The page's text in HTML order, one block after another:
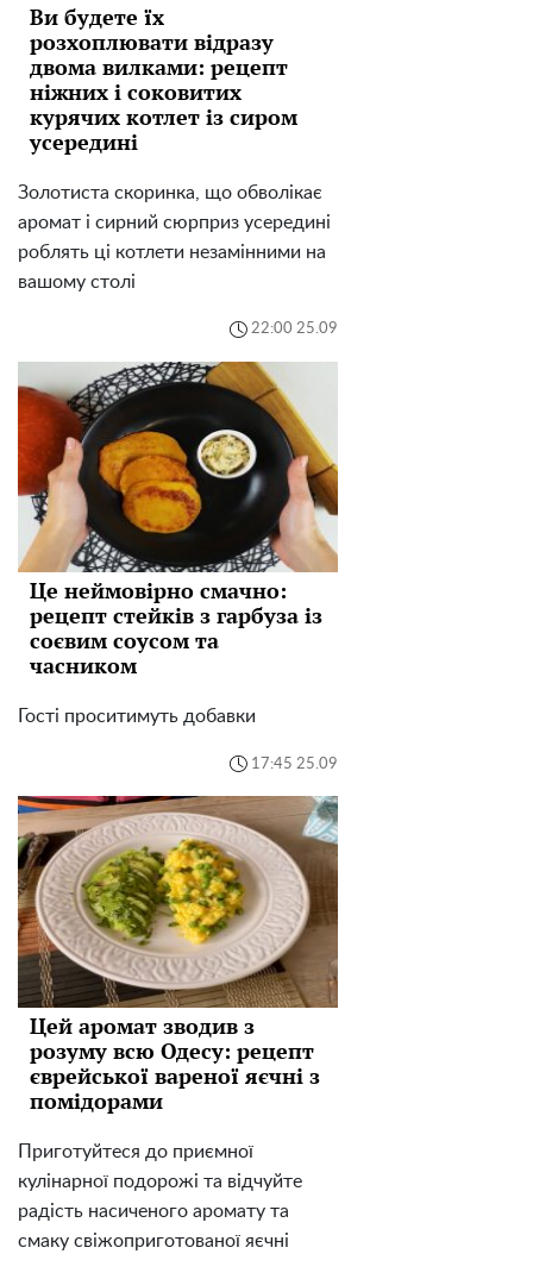
Ви будете їх
розхоплювати відразу
двома вилками: рецепт
ніжних і соковитих
курячих котлет із сиром
усередині
Золотиста скоринка, що обволікає
аромат і сирний сюрприз усередині
роблять ці котлети незамінними на
вашому столі
22:00 25.09
Це неймовірно смачно:
рецепт стейків з гарбуза із
соєвим соусом та
часником
Гості проситимуть добавки
17:45 25.09
Цей аромат зводив з
розуму всю Одесу: рецепт
єврейської вареної яєчні з
помідорами
Приготуйтеся до приємної
кулінарної подорожі та відчуйте
радість насиченого аромату та
смаку свіжоприготованої яєчні